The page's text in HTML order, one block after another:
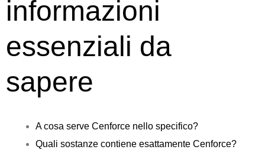
informazioni
essenziali da
sapere
A cosa serve Cenforce nello specifico?
Quali sostanze contiene esattamente Cenforce?